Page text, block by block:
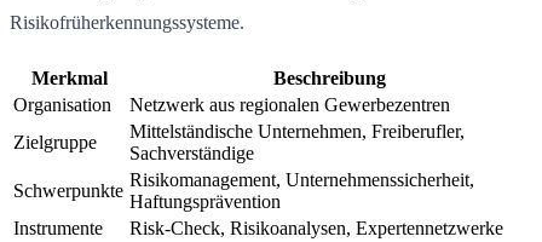
Risikofrüherkennungssysteme.
Merkmal
Beschreibung
Organisation
Netzwerk aus regionalen Gewerbezentren
Zielgruppe
Mittelständische Unternehmen, Freiberufler,
Sachverständige
Schwerpunkte
Risikomanagement, Unternehmenssicherheit,
Haftungsprävention
Instrumente
Risk-Check, Risikoanalysen, Expertennetzwerke